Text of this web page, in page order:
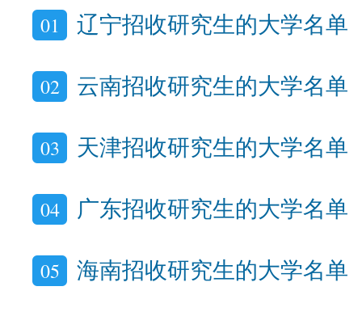
01 辽宁招收研究生的大学名单
02 云南招收研究生的大学名单
03 天津招收研究生的大学名单
04 广东招收研究生的大学名单
05 海南招收研究生的大学名单